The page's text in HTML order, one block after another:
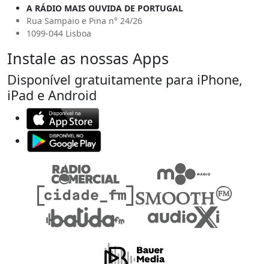
A RÁDIO MAIS OUVIDA DE PORTUGAL
Rua Sampaio e Pina n° 24/26
1099-044 Lisboa
Instale as nossas Apps
Disponível gratuitamente para iPhone,
iPad e Android